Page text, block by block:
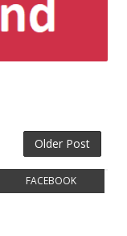
Older Post
FACEBOOK